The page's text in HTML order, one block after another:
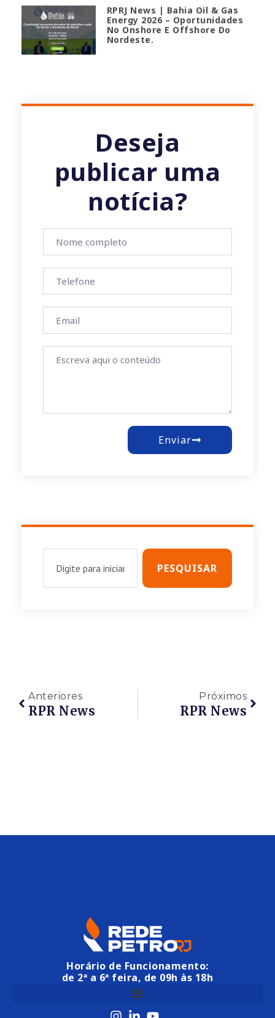
RPRJ News | Bahia Oil & Gas
Energy 2026 – Oportunidades
No Onshore E Offshore Do
Nordeste.
Deseja
publicar uma
notícia?
Enviar
PESQUISAR
Anteriores
RPR News
Próximos
RPR News
Horário de Funcionamento:
de 2ª a 6ª feira, de 09h às 18h